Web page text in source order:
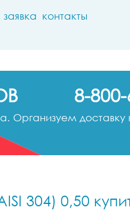
заявка контакты
8-
Организуем доставку
304) 0,50